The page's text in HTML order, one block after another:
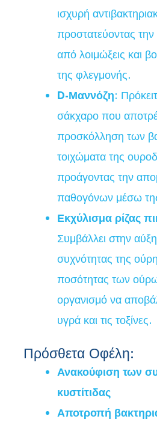
ισχυρή
προστατεύοντας
από λοιμώξεις και
της φλεγμονής.
D-Μαννόζη:
σάκχαρο που
προσκόλληση των
τοιχώματα της
προάγοντας την
παθογόνων μέσω
Εκχύλισμα ρίζας
Συμβάλλει στην
συχνότητας της
ποσότητας των
οργανισμό να
υγρά και τις τοξίνες.
Πρόσθετα Οφέλη:
Ανακούφιση των
κυστίτιδας
Αποτροπή